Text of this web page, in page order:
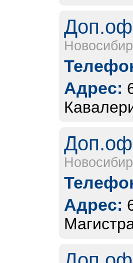
Адрес:
Адрес: